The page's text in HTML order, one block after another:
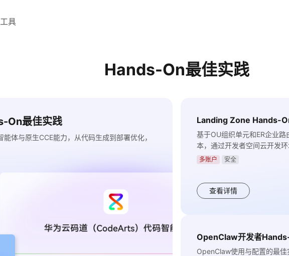
具
Hands-On最佳实践
On最佳实践
体与原生CCE能力，从代码生成到部署优化，
Landing Zone Hands-
基于OU组织单元和ER企业
本，通过开发者空间云开发
多账户 安全
查看详情
OpenClaw开发者
OpenClaw使用与配置的最